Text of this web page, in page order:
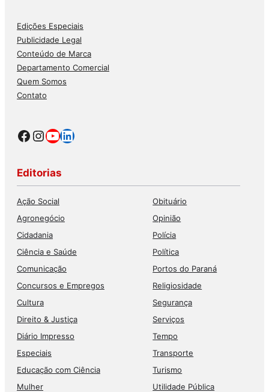
Edições Especiais
Publicidade Legal
Conteúdo de Marca
Departamento Comercial
Quem Somos
Contato
Facebook
Instagram
Youtube
LinkedIn
Editorias
Ação Social
Agronegócio
Cidadania
Ciência e Saúde
Comunicação
Concursos e Empregos
Cultura
Direito & Justiça
Diário Impresso
Especiais
Educação com Ciência
Mulher
Obituário
Opinião
Polícia
Política
Portos do Paraná
Religiosidade
Segurança
Serviços
Tempo
Transporte
Turismo
Utilidade Pública